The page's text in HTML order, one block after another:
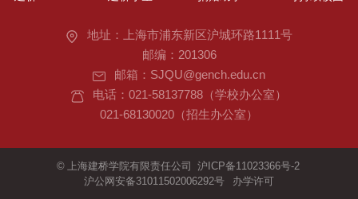
地址：上海市浦东新区沪城环路1111号
邮编：201306
邮箱：SJQU@gench.edu.cn
电话：021-58137788（学校办公室）
021-68130020（招生办公室）
© 上海建桥学院有限责任公司
沪ICP备11023366号-2
沪公网安备31011502006292号
办学许可